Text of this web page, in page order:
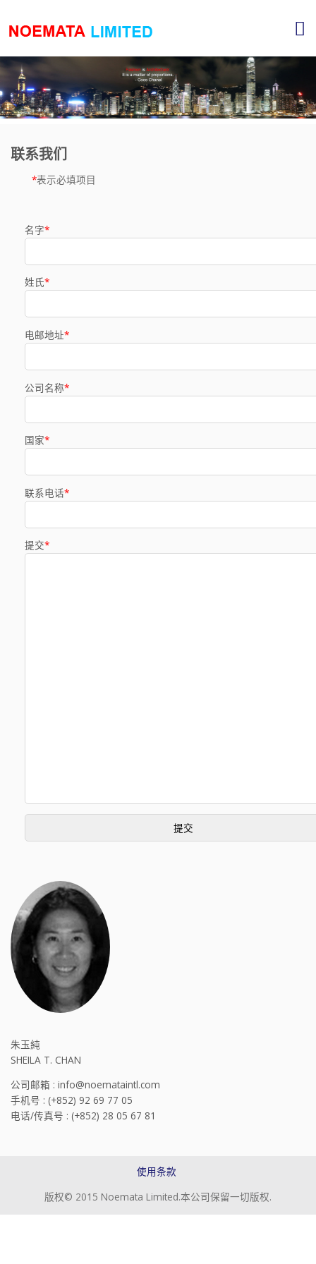
联系我们
*表示必填项目
名字*
姓氏*
电邮地址*
公司名称*
国家*
联系电话*
提交*
朱玉純
SHEILA T. CHAN
公司邮箱 : info@noemataintl.com
手机号 : (+852) 92 69 77 05
电话/传真号 : (+852) 28 05 67 81
使用条款
版权© 2015 Noemata Limited.本公司保留一切版权.